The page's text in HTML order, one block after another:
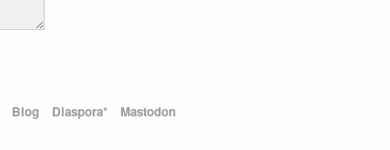
Blog Diaspora* Mastodon